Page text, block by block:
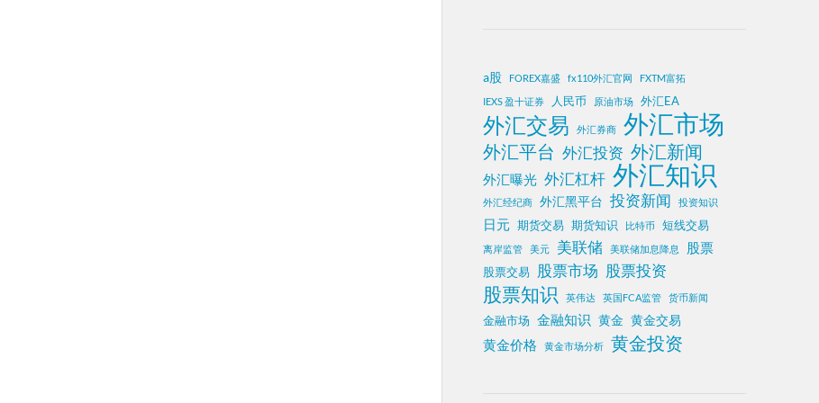
a股 FOREX嘉盛 fx110外汇官网
FXTM富拓
IEXS 盈十证券
人民币 原油市场 外汇EA
外汇交易 外汇券商 外汇市场
外汇平台 外汇投资 外汇新闻
外汇曝光 外汇杠杆 外汇知识
外汇经纪商 外汇黑平台 投资新闻 投资知识
日元 期货交易 期货知识 比特币 短线交易
离岸监管 美元 美联储 美联储加息降息 股票
股票交易 股票市场 股票投资
股票知识 英伟达 英国FCA监管 货币新闻
金融市场 金融知识 黄金 黄金交易
黄金价格 黄金市场分析 黄金投资